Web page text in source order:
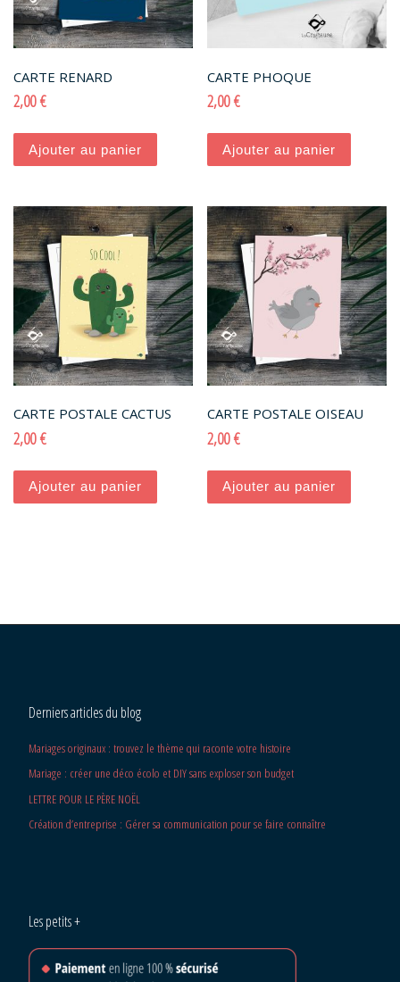
CARTE RENARD
2,00€
Ajouter au panier
CARTE PHOQUE
2,00€
Ajouter au panier
CARTE POSTALE CACTUS
2,00€
Ajouter au panier
CARTE POSTALE OISEAU
2,00€
Ajouter au panier
Derniers articles du blog
Mariages originaux : trouvez le thème qui raconte votre histoire
Mariage : créer une déco écolo et DIY sans exploser son budget
LETTRE POUR LE PÈRE NOËL
Création d’entreprise : Gérer sa communication pour se faire connaître
Les petits +